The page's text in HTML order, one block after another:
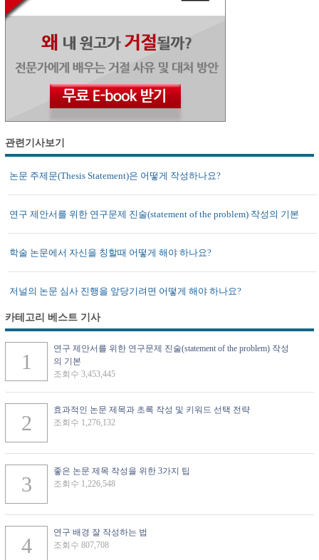
관련기사보기
논문 주제문(Thesis Statement)은 어떻게 작성하나요?
연구 제안서를 위한 연구문제 진술(statement of the problem) 작성의 기본
학술 논문에서 자신을 칭할때 어떻게 해야 하나요?
저널의 논문 심사 진행을 앞당기려면 어떻게 해야 하나요?
카테고리 베스트 기사
연구 제안서를 위한 연구문제 진술(statement of the problem) 작성
의 기본
조회수 3,453,445
효과적인 논문 제목과 초록 작성 및 키워드 선택 전략
조회수 1,276,132
좋은 논문 제목 작성을 위한 3가지 팁
조회수 1,226,548
연구 배경 잘 작성하는 법
조회수 807,708